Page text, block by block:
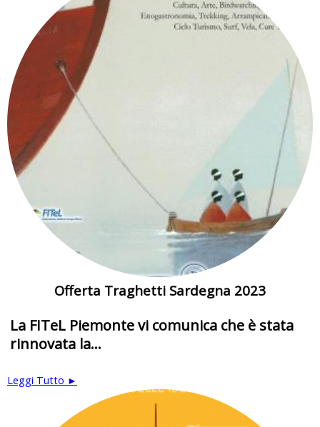
Offerta Traghetti Sardegna 2023
La FITeL Piemonte vi comunica che è stata
rinnovata la...
Leggi Tutto ►